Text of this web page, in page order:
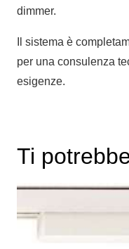
dimmer.
Il sistema è
per una consulenza
esigenze.
Ti